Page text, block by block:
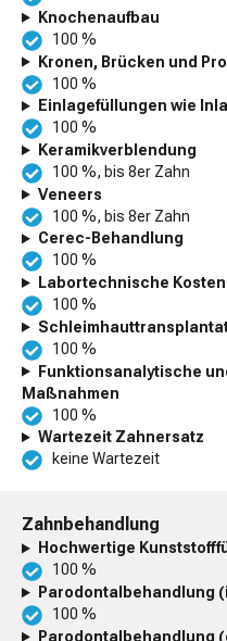
Knochenaufbau
100 %
Kronen, Brücken und
100 %
Einlagefüllungen wie
100 %
Keramikverblendung
100 %, bis 8er Zahn
Veneers
100 %, bis 8er Zahn
Cerec-Behandlung
100 %
Labortechnische Kosten
100 %
100 %
Funktionsanalytische
Maßnahmen
100 %
Wartezeit Zahnersatz
keine Wartezeit
Zahnbehandlung
Hochwertige
100 %
Parodontalbehandlung
100 %
Parodontalbehandlung